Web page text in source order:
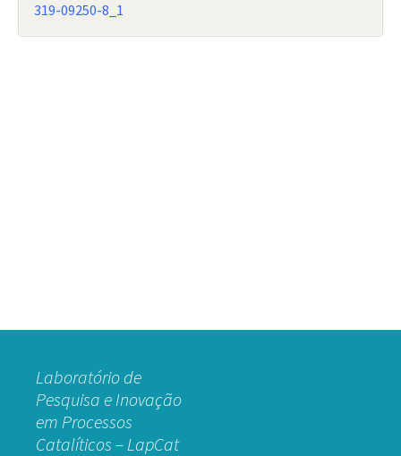
319-09250-8_1
Laboratório de
Pesquisa e Inovação
em Processos
Catalíticos – LapCat